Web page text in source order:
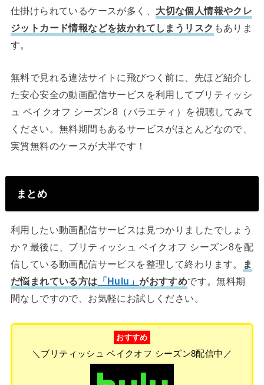
仕掛けられているケースが多く、 大切な個人情報やクレ
ジットカード情報などを抜かれてしまうリスク もありま
す。
無料で見れる違法サイトに飛びつく前に、先ほど紹介し
た安心安全の動画配信サービスを利用してブリティッシ
ュ ベイクオフ シーズン8（バラエティ）を視聴してみて
ください。無料期間もあるサービスがほとんどなので、
実質無料のケースが大半です！
まとめ
利用したい動画配信サービスは見つかりましたでしょう
か？最後に、ブリティッシュ ベイクオフ シーズン8を配
信している動画配信サービスを整理して終わります。
ま
だ悩まれている方は 「Hulu」がおすすめです。無料期
間なしですので、お気軽にお試しください。
おすすめ
＼ブリティッシュ ベイクオフ シーズン8配信中／